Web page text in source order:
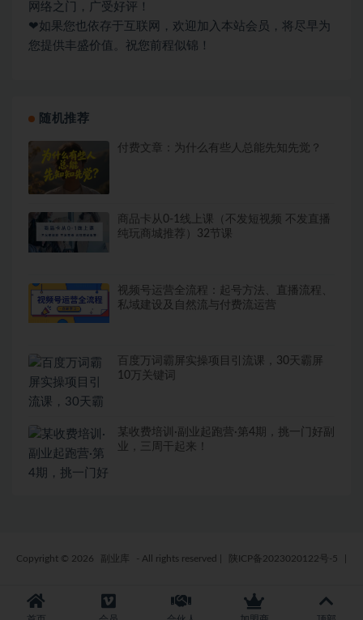
网络之门，广受好评！
❤如果您也依存于互联网，欢迎加入本站会员，将尽早为
您提供丰盛价值。祝您前程似锦！
随机推荐
付费文章：为什么有些人总能先知先觉？
商品卡从0-1线上课（不发短视频 不发直播
纯玩商城推荐）32节课
视频号运营全流程：起号方法、直播流程、
私域建设及自然流与付费流运营
百度万词霸屏实操项目引流课，30天霸屏
10万关键词
某收费培训·副业起跑营·第4期，挑一门好副
业，三周干起来！
Copyright © 2026 副业库 - All rights reserved 陕ICP备2023020122号-5